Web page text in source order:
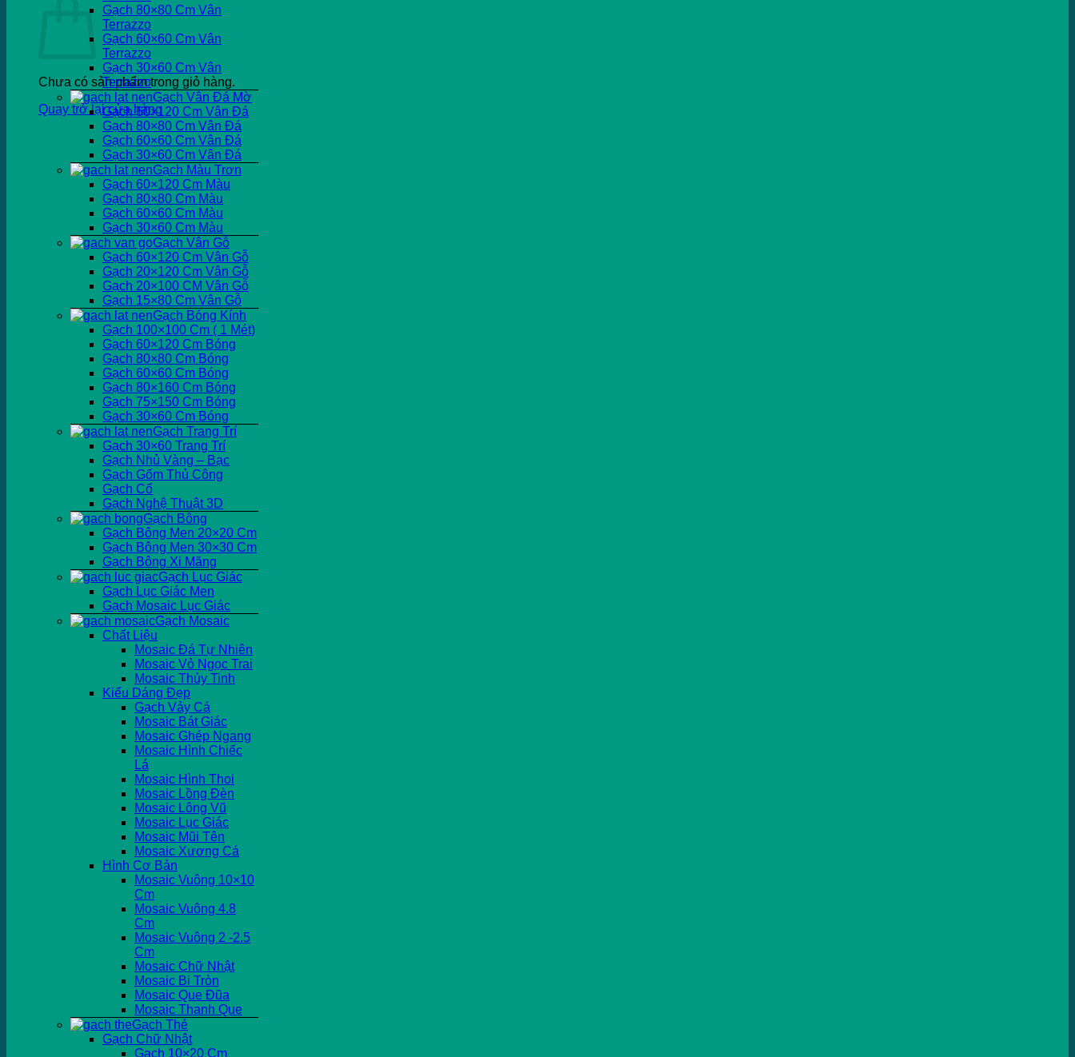
Chưa có sản phẩm trong giỏ hàng.
Quay trở lại cửa hàng
Gạch 80×80 Cm Vân
Terrazzo
Gạch 60×60 Cm Vân
Terrazzo
Gạch 30×60 Cm Vân
Terrazzo
Gạch Vân Đá Mờ
Gạch 60×120 Cm Vân Đá
Gạch 80×80 Cm Vân Đá
Gạch 60×60 Cm Vân Đá
Gạch 30×60 Cm Vân Đá
Gạch Màu Trơn
Gạch 60×120 Cm Màu
Gạch 80×80 Cm Màu
Gạch 60×60 Cm Màu
Gạch 30×60 Cm Màu
Gạch Vân Gỗ
Gạch 60×120 Cm Vân Gỗ
Gạch 20×120 Cm Vân Gỗ
Gạch 20×100 CM Vân Gỗ
Gạch 15×80 Cm Vân Gỗ
Gạch Bóng Kính
Gạch 100×100 Cm ( 1 Mét)
Gạch 60×120 Cm Bóng
Gạch 80×80 Cm Bóng
Gạch 60×60 Cm Bóng
Gạch 80×160 Cm Bóng
Gạch 75×150 Cm Bóng
Gạch 30×60 Cm Bóng
Gạch Trang Trí
Gạch 30×60 Trang Trí
Gạch Nhủ Vàng – Bạc
Gạch Gốm Thủ Công
Gạch Cổ
Gạch Nghệ Thuật 3D
Gạch Bông
Gạch Bông Men 20×20 Cm
Gạch Bông Men 30×30 Cm
Gạch Bông Xi Măng
Gạch Lục Giác
Gạch Lục Giác Men
Gạch Mosaic Lục Giác
Gạch Mosaic
Chất Liệu
Mosaic Đá Tự Nhiên
Mosaic Vỏ Ngọc Trai
Mosaic Thủy Tinh
Kiểu Dáng Đẹp
Gạch Vảy Cá
Mosaic Bát Giác
Mosaic Ghép Ngang
Mosaic Hình Chiếc
Lá
Mosaic Hình Thoi
Mosaic Lồng Đèn
Mosaic Lông Vũ
Mosaic Lục Giác
Mosaic Mũi Tên
Mosaic Xương Cá
Hình Cơ Bản
Mosaic Vuông 10×10
Cm
Mosaic Vuông 4.8
Cm
Mosaic Vuông 2 -2.5
Cm
Mosaic Chữ Nhật
Mosaic Bi Tròn
Mosaic Que Đũa
Mosaic Thanh Que
Gạch Thẻ
Gạch Chữ Nhật
Gạch 10×20 Cm